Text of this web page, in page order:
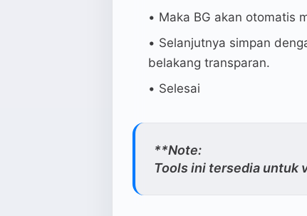
Maka BG akan otomatis
Selanjutnya simpan
belakang transparan.
Selesai
**Note:
Tools ini tersedia untuk